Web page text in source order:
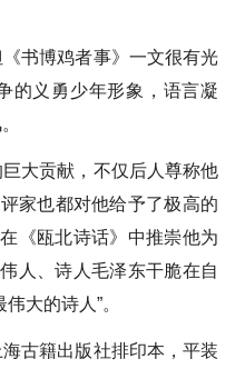
书博鸡者事》一文很有光
的义勇少年形象，语言凝
大贡献，不仅后人尊称他
家也都对他给予了极高的
《瓯北诗话》中推崇他为
人、诗人毛泽东干脆在自
大的诗人”。
古籍出版社排印本，平装